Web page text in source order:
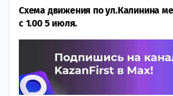
Схема движения по ул.Калинина
с 1.00 5 июля.